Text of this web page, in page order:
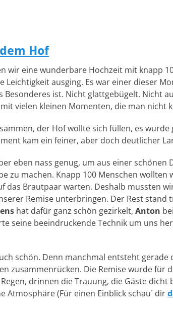
Hof
wir eine wunderbare Hochzeit mit knapp
Leichtigkeit ausging. Es war einer dieser
Besonderes ist. Nicht glattgebügelt. Nicht
vielen kleinen Momenten, die man nicht
der Hof wollte sich füllen, es
kam ein feiner, aber doch deutlicher
eben nass genug, um aus einer schönen
zu machen. Knapp 100 Menschen
das Brautpaar warten. Deshalb mussten
Remise unterbringen. Der Rest stand
hat dafür ganz schön gezirkelt, Anton
seine beeindruckende Technik um uns
schön. Denn manchmal entsteht
zusammenrücken. Die Remise wurde für
drinnen die Trauung, die Gäste
Atmosphäre (Für einen Einblick schau´ dir